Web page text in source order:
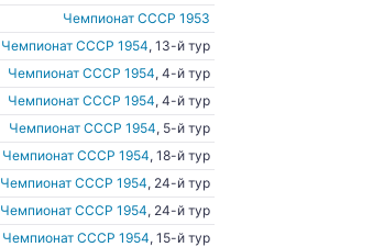
Чемпионат СССР 1953
Чемпионат СССР 1954, 13-й тур
Чемпионат СССР 1954, 4-й тур
Чемпионат СССР 1954, 4-й тур
Чемпионат СССР 1954, 5-й тур
Чемпионат СССР 1954, 18-й тур
Чемпионат СССР 1954, 24-й тур
Чемпионат СССР 1954, 24-й тур
Чемпионат СССР 1954, 15-й тур